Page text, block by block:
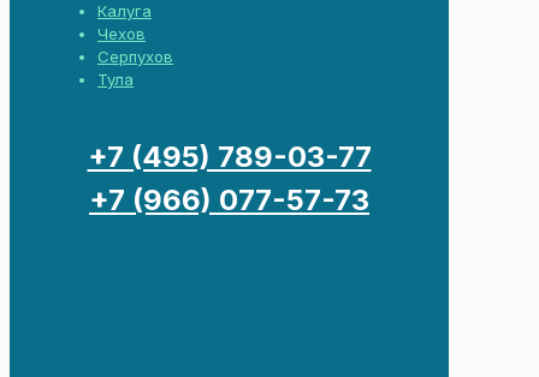
Калуга
Чехов
Серпухов
Тула
+7 (495) 789-03-77
+7 (966) 077-57-73